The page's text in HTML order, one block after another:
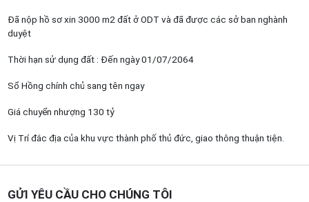
Đã nộp hồ sơ xin 3000 m2 đất ở ODT và đã được các sở ban nghành
duyệt
Thời hạn sử dụng đất : Đến ngày 01/07/2064
Sổ Hồng chính chủ sang tên ngay
Giá chuyển nhượng 130 tỷ
Vị Trí đắc địa của khu vực thành phố thủ đức, giao thông thuận tiện.
GỬI YÊU CẦU CHO CHÚNG TÔI